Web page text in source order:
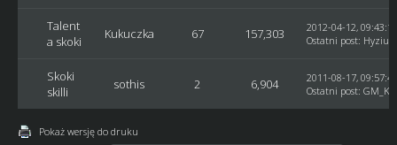
Talent
a skoki
Kukuczka 67 157,303
2012-04-12, 09:43:18
Ostatni post: Hyziu
Skoki
skilli
sothis 2 6,904
2011-08-17, 09:57:46
Ostatni post:
Pokaż wersję do druku